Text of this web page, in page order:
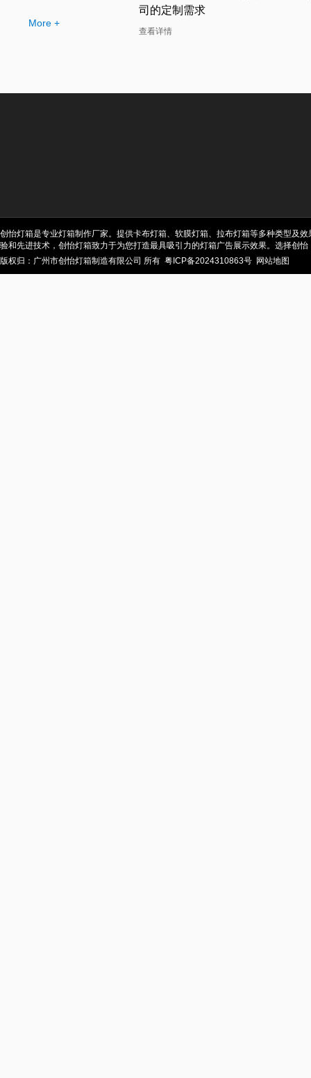
More +
幻彩灯箱案例分析
查看详情
创怡灯箱是专业灯箱制作厂家。提供卡布灯箱、软膜灯箱、拉布灯箱等多种类型及
验和先进技术，创怡灯箱致力于为您打造最具吸引力的灯箱广告展示效果。选择创怡
版权归：广州市创怡灯箱制造有限公司 所有 粤ICP备2024310863号 网站地图